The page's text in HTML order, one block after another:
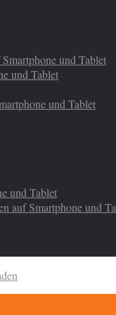
und Tablet
und Tablet
und Tablet
und Tablet
auf Smartphone und